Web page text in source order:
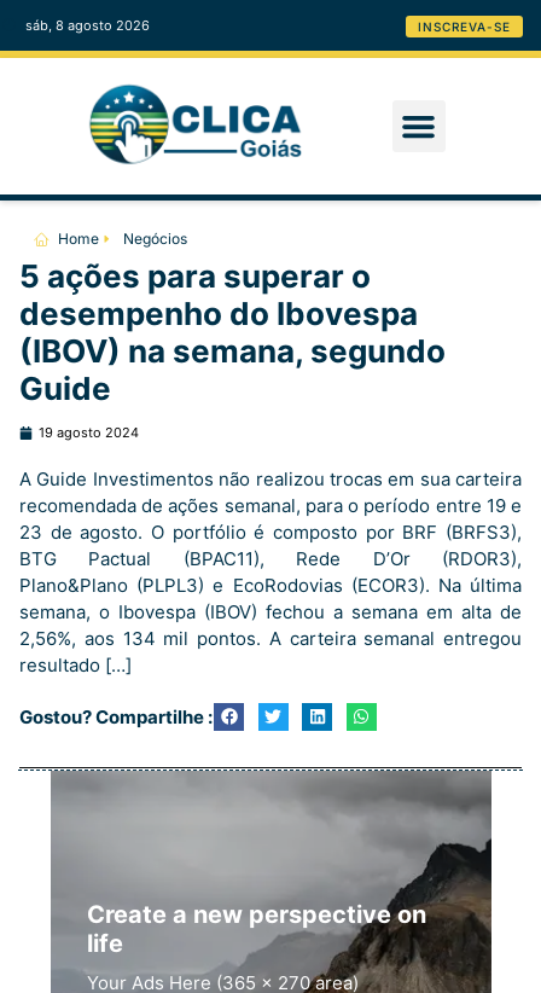
sáb, 8 agosto 2026 INSCREVA-SE
Home Negócios
5 ações para superar o
desempenho do Ibovespa
(IBOV) na semana, segundo
Guide
19 agosto 2024
A Guide Investimentos não realizou trocas em sua carteira
recomendada de ações semanal, para o período entre 19 e
23 de agosto. O portfólio é composto por BRF (BRFS3),
BTG Pactual (BPAC11), Rede D’Or (RDOR3),
Plano&Plano (PLPL3) e EcoRodovias (ECOR3). Na última
semana, o Ibovespa (IBOV) fechou a semana em alta de
2,56%, aos 134 mil pontos. A carteira semanal entregou
resultado […]
Gostou? Compartilhe :
Create a new perspective on
life
Your Ads Here (365 x 270 area)